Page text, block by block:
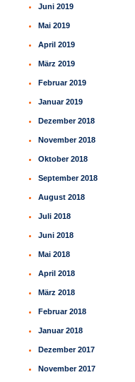
Juni 2019
Mai 2019
April 2019
März 2019
Februar 2019
Januar 2019
Dezember 2018
November 2018
Oktober 2018
September 2018
August 2018
Juli 2018
Juni 2018
Mai 2018
April 2018
März 2018
Februar 2018
Januar 2018
Dezember 2017
November 2017